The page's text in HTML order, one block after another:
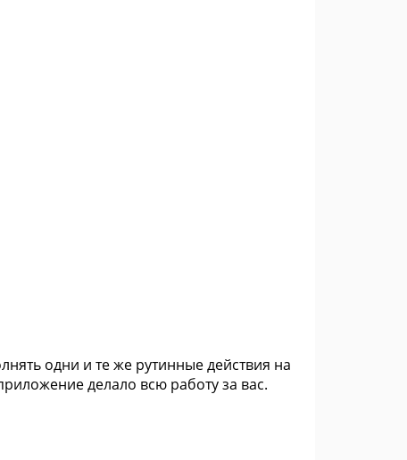
одни и те же рутинные действия на
делало всю работу за вас.